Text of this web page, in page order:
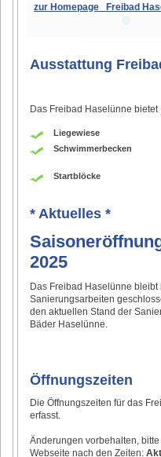
zur Homepage Freibad
Ausstattung
Das Freibad Haselünne bietet
Liegewiese
Schwimmerbecken
Startblöcke
* Aktuelles *
2025
Das Freibad Haselünne
Sanierungsarbeiten
den aktuellen Stand der
Bäder Haselünne.
Öffnungszeiten
Die Öffnungszeiten für das
erfasst.
Änderungen vorbehalten,
Webseite nach den Zeiten: